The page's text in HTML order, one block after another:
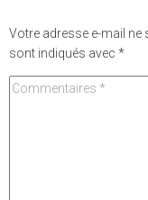
Votre adresse e-mail ne
sont indiqués avec *